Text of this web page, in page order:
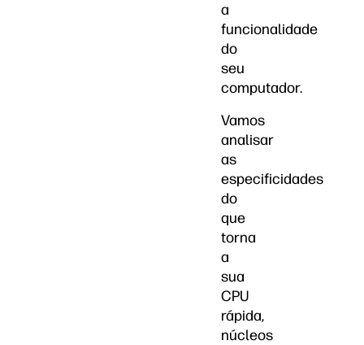
a
funcionalidade
do
seu
computador.
Vamos
analisar
as
especificidades
do
que
torna
a
sua
CPU
rápida,
núcleos